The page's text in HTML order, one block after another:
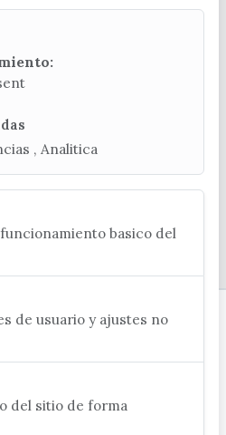
DE TURISMO
29740 - Torre del Mar
Necesarias , Preferencias , Analitica
basico del
de usuario y ajustes no
del sitio de forma